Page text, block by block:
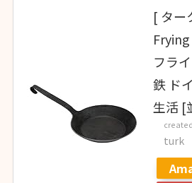
[ ター
フラ
鉄 ド
生活 [
turk